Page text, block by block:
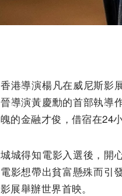
香港導演楊凡在威尼斯影
晉導演黃慶勳的首部執導
魄的金融才俊，借宿在24
城城得知電影入選後，開
電影想帶出貧富懸殊而引
影展舉辦世界首映。